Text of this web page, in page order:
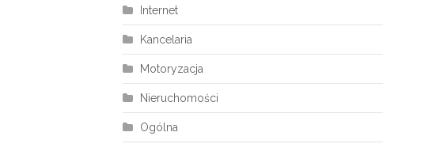
Internet
Kancelaria
Motoryzacja
Nieruchomości
Ogólna